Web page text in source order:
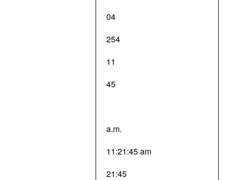
04
254
11
45
a.m.
11:21:45 am
21:45